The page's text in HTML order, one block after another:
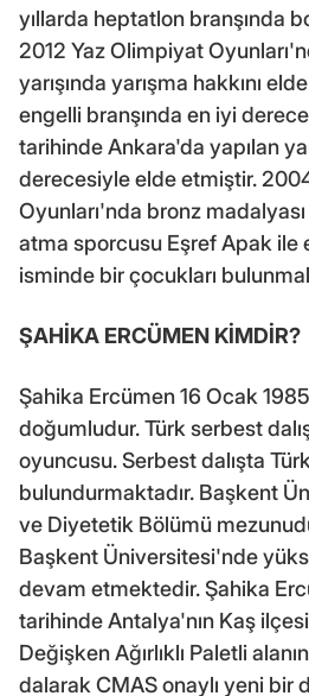
yıllarda heptatlon branşında
2012 Yaz Olimpiyat
yarışında yarışma hakkını
engelli branşında en iyi
tarihinde Ankara'da yapılan
derecesiyle elde etmiştir.
Oyunları'nda bronz
atma sporcusu Eşref Apak ile
isminde bir çocukları
ŞAHİKA ERCÜMEN KİMDİR?
Şahika Ercümen 16 Ocak
doğumludur. Türk serbest
oyuncusu. Serbest dalışta
bulundurmaktadır. Başkent
ve Diyetetik Bölümü
Başkent Üniversitesi'nde
devam etmektedir. Şahika
tarihinde Antalya'nın Kaş ilçesi
Değişken Ağırlıklı Paletli
dalarak CMAS onaylı yeni bir